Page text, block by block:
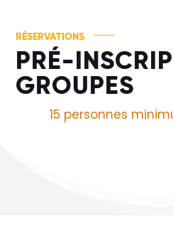
RÉSERVATIONS
PRÉ-
GROUPES
15 personnes